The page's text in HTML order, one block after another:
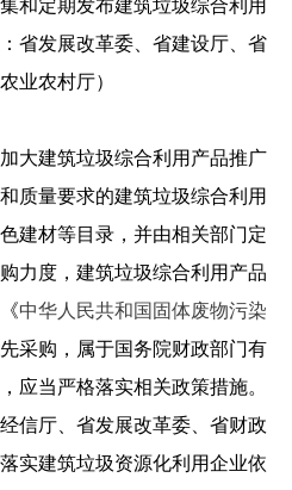
和定期发布建筑垃圾综合利用
省发展改革委、省建设厅、省
业农村厅）
大建筑垃圾综合利用产品推广
质量要求的建筑垃圾综合利用
建材等目录，并由相关部门定
力度，建筑垃圾综合利用产品
中华人民共和国固体废物污染
采购，属于国务院财政部门有
应当严格落实相关政策措施。
信厅、省发展改革委、省财政
实建筑垃圾资源化利用企业依